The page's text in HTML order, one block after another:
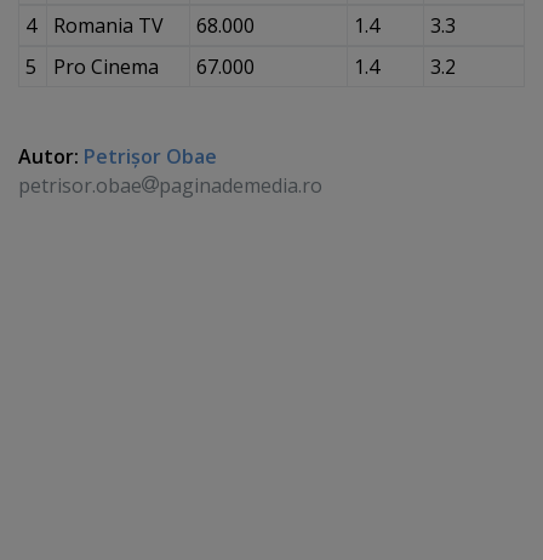
4
Romania TV 68.000 1.4
3.3
5
Pro Cinema 67.000 1.4 3.2
Autor: Petrişor Obae
petrisor.obae
paginademedia.ro